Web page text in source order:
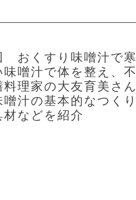
おくすり味噌汁で寒
噌汁で体を整え、不
理家の大友育美さん
汁の基本的なつくり
などを紹介